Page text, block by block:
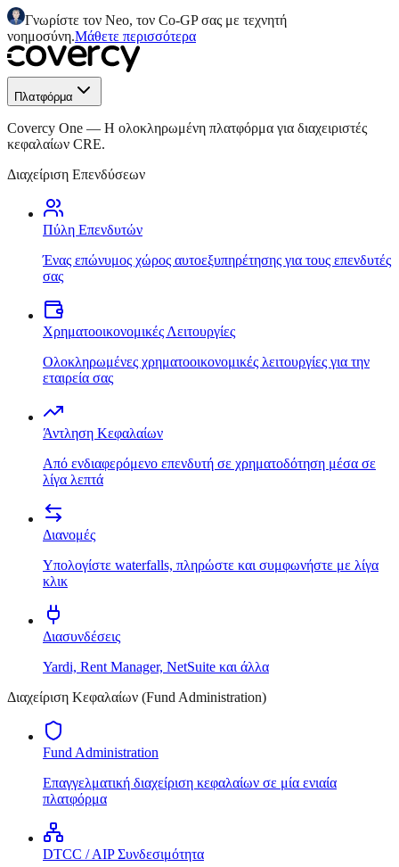
Γνωρίστε τον Neo, τον Co-GP σας με τεχνητή
νοημοσύνη.Μάθετε περισσότερα
Πλατφόρμα
Covercy One — Η ολοκληρωμένη πλατφόρμα για διαχειριστές
κεφαλαίων CRE.
Διαχείριση Επενδύσεων
Πύλη Επενδυτών
Ένας επώνυμος χώρος αυτοεξυπηρέτησης για τους επενδυτές
σας
Χρηματοοικονομικές Λειτουργίες
Ολοκληρωμένες χρηματοοικονομικές λειτουργίες για την
εταιρεία σας
Άντληση Κεφαλαίων
Από ενδιαφερόμενο επενδυτή σε χρηματοδότηση μέσα σε
λίγα λεπτά
Διανομές
Υπολογίστε waterfalls, πληρώστε και συμφωνήστε με λίγα
κλικ
Διασυνδέσεις
Yardi, Rent Manager, NetSuite και άλλα
Διαχείριση Κεφαλαίων (Fund Administration)
Fund Administration
Επαγγελματική διαχείριση κεφαλαίων σε μία ενιαία
πλατφόρμα
DTCC / AIP Συνδεσιμότητα